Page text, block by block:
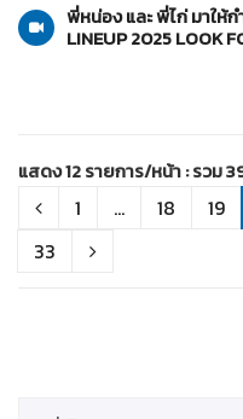
พี่หน่อง และ พี่ไก่ มาให้
LINEUP 2025 LOOK
แสดง 12 รายการ/หน้า : รวม
1 ... 18 19
33